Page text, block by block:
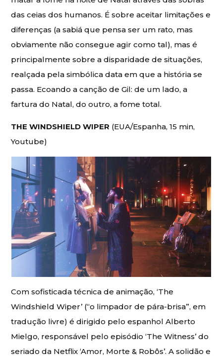
das ceias dos humanos. É sobre aceitar limitações e
diferenças (a sabiá que pensa ser um rato, mas
obviamente não consegue agir como tal), mas é
principalmente sobre a disparidade de situações,
realçada pela simbólica data em que a história se
passa. Ecoando a canção de Gil: de um lado, a
fartura do Natal, do outro, a fome total.
THE WINDSHIELD WIPER (EUA/Espanha, 15 min,
Youtube)
Com sofisticada técnica de animação, ‘The
Windshield Wiper’ (“o limpador de pára-brisa”, em
tradução livre) é dirigido pelo espanhol Alberto
Mielgo, responsável pelo episódio ‘The Witness’ do
seriado da Netflix ‘Amor, Morte & Robôs’. A solidão e